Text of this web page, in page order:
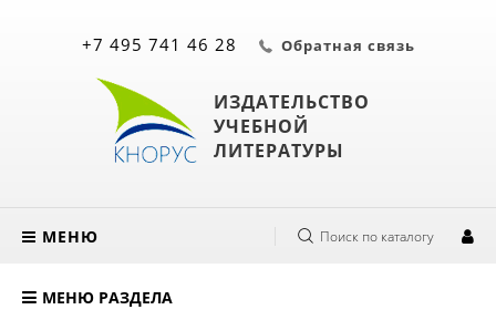
ИЗДАТЕЛЬСТВО
УЧЕБНОЙ
ЛИТЕРАТУРЫ
+7 495 741 46 28 Обратная связь
МЕНЮ Поиск по каталогу
МЕНЮ РАЗДЕЛА